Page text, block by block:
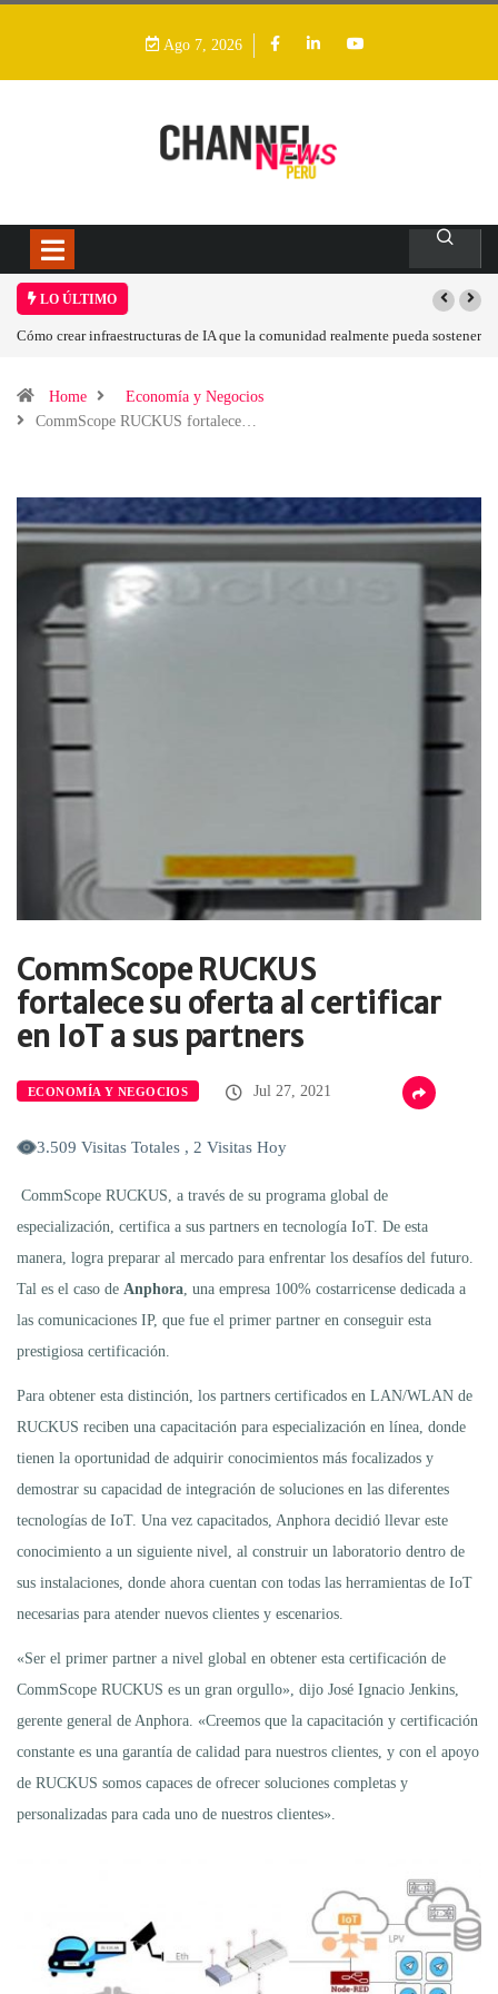
Ago 7, 2026
LO ÚLTIMO
Cómo crear infraestructuras de IA que la comunidad realmente pueda sostener
Home
Economía y Negocios
CommScope RUCKUS fortalece…
CommScope RUCKUS
fortalece su oferta al certificar
en IoT a sus partners
ECONOMÍA Y NEGOCIOS Jul 27, 2021
3.509 Visitas Totales , 2 Visitas Hoy
CommScope RUCKUS, a través de su programa global de
especialización, certifica a sus partners en tecnología IoT. De esta
manera, logra preparar al mercado para enfrentar los desafíos del futuro.
Tal es el caso de Anphora , una empresa 100% costarricense dedicada a
las comunicaciones IP, que fue el primer partner en conseguir esta
prestigiosa certificación.
Para obtener esta distinción, los partners certificados en LAN/WLAN de
RUCKUS reciben una capacitación para especialización en línea, donde
tienen la oportunidad de adquirir conocimientos más focalizados y
demostrar su capacidad de integración de soluciones en las diferentes
tecnologías de IoT. Una vez capacitados, Anphora decidió llevar este
conocimiento a un siguiente nivel, al construir un laboratorio dentro de
sus instalaciones, donde ahora cuentan con todas las herramientas de IoT
necesarias para atender nuevos clientes y escenarios.
«Ser el primer partner a nivel global en obtener esta certificación de
CommScope RUCKUS es un gran orgullo», dijo José Ignacio Jenkins,
gerente general de Anphora. «Creemos que la capacitación y certificación
constante es una garantía de calidad para nuestros clientes, y con el apoyo
de RUCKUS somos capaces de ofrecer soluciones completas y
personalizadas para cada uno de nuestros clientes».